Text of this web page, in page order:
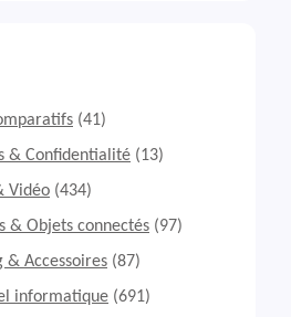
(41)
& Confidentialité (13)
Vidéo (434)
& Objets connectés (97)
& Accessoires (87)
informatique (691)